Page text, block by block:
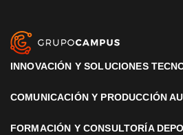
INNOVACIÓN Y SOLUCIONES
COMUNICACIÓN Y PRODUCCIÓN
FORMACIÓN Y CONSULTORÍA